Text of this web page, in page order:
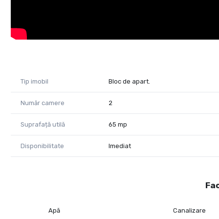
Tip imobil Bloc de apart.
Număr camere 2
Suprafață utilă 65 mp
Disponibilitate Imediat
Apă Canalizare